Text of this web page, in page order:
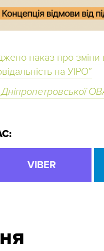
наказ про зміни
на УІРО”
Дніпропетровської
VIBER